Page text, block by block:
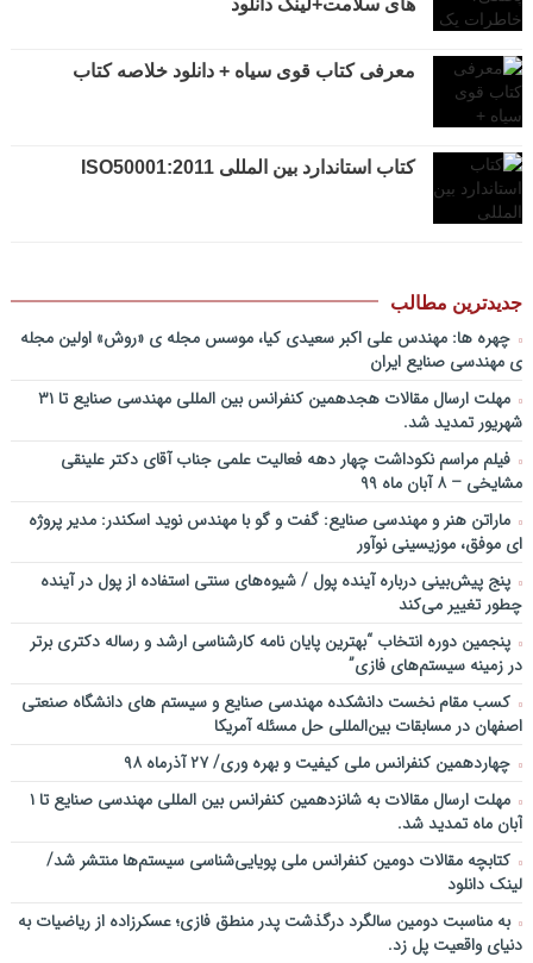
پادکست کنفرانس مدیریت: کاربرد نظریه قراردادها در تدوین سیستمهای
فایل صوتی
پادکست سخنرانی دکتر بهرخ خوشنویس در خصوص مدیریت و اقتصاد در
فضا + ساخت کارخانه روی ماه و مریخ
پادکست/ سخنان دکتر سعید رمضانی در خصوص مدیریت دارایی های
فیزیکی
چطور در سازمان ها آینده پژوهی کنیم؟ از کجا شروع کنیم؟ برنامه چه باید
آینده پژوهی – برنامه خندوانه
سخنرانی دکتر دیواندری در خصوص آینده صنعت بانکداری / کنفرانس
ملی توسعه مدیریت پولی و بانکی
بهمن ماه ۹۲
های سلامت+لینک دانلود
معرفی کتاب قوی سیاه + دانلود خلاصه کتاب
کتاب استاندارد بین المللی ISO50001:2011
جدیدترین مطالب
چهره ها: مهندس علی اکبر سعیدی کیا، موسس مجله ی «روش» اولین مجله
ی مهندسی صنایع ایران
مهلت ارسال مقالات هجدهمین کنفرانس بین المللی مهندسی صنایع تا ۳۱
شهریور تمدید شد.
فیلم مراسم نکوداشت چهار دهه فعالیت علمی جناب آقای دکتر علینقی
مشایخی – ۸ آبان ماه ۹۹
ماراتن هنر و مهندسی صنایع: گفت و گو با مهندس نوید اسکندر: مدیر پروژه
ای موفق، موزیسینی نوآور
پنج پیش‌بینی درباره آینده پول / شیوه‌های سنتی استفاده از پول در آینده
چطور تغییر می‌کند
پنجمین دورۀ انتخاب “بهترین پایان ­نامه کارشناسی­ ارشد و رساله دکتری برتر
در زمینه سیستم‌های فازی”
کسب مقام نخست دانشکده مهندسی صنایع و سیستم های دانشگاه صنعتی
اصفهان در مسابقات بین‌المللی حل مسئله آمریکا
چهاردهمین کنفرانس ملی کیفیت و بهره وری/ ۲۷ آذرماه ۹۸
مهلت ارسال مقالات به شانزدهمین کنفرانس بین المللی مهندسی صنایع تا ۱
آبان ماه تمدید شد.
کتابچه مقالات دومین کنفرانس ملی پویایی‌شناسی سیستم‌ها منتشر شد/
لینک دانلود
به مناسبت دومین سالگرد درگذشت پدر منطق فازی؛ عسکرزاده از ریاضیات به
دنیای واقعیت پل زد.